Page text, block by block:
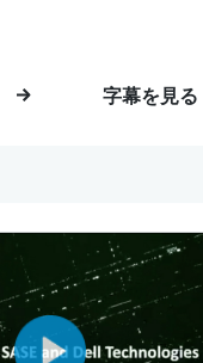
字幕を見る